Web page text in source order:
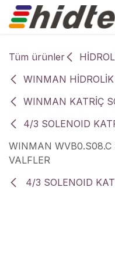
İçereği Atla
Tüm ürünler
WINMAN HİDROLİK
WINMAN KATRİÇ
4/3 SOLENOID
WINMAN WVB0.S08.C
VALFLER
4/3 SOLENOID